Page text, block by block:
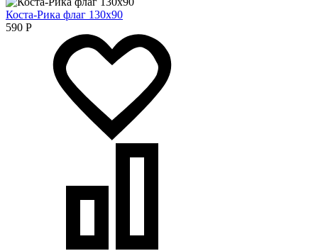
Коста-Рика флаг 130х90
590 Р